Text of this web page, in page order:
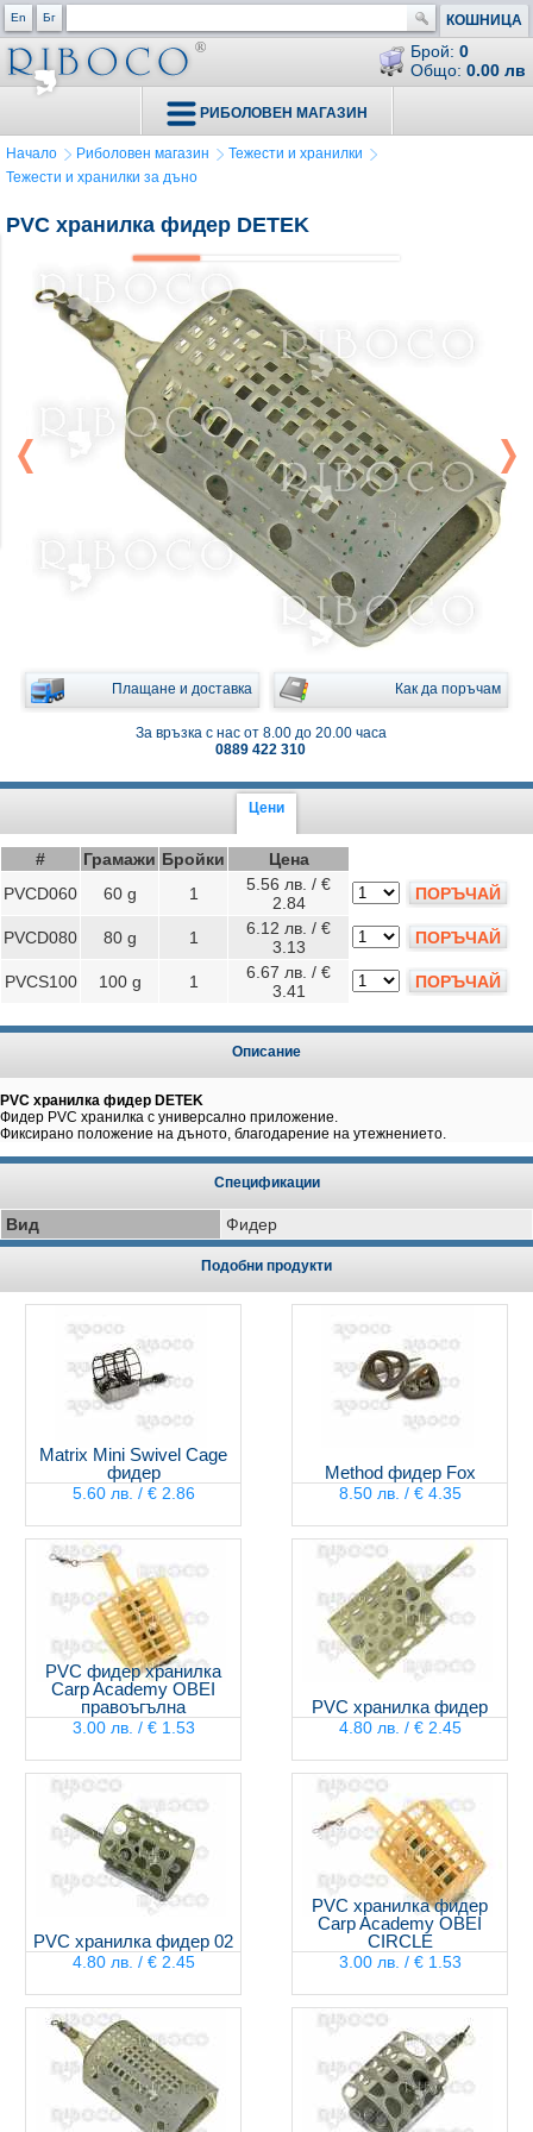
En Бг КОШНИЦА
Брой: 0
Общо: 0.00 лв
РИБОЛОВЕН МАГАЗИН
Начало Риболовен магазин
Тежести и хранилки
Тежести и хранилки за дъно
PVC хранилка фидер DETEK
Плащане и доставка Как да поръчам
За връзка с нас от 8.00 до 20.00 часа
0889 422 310
Цени
# Грамажи Бройки
Цена
PVCD060
60 g 1
5.56 лв. / €
2.84
ПОРЪЧАЙ
PVCD080 80 g 1
6.12 лв. / €
3.13
ПОРЪЧАЙ
PVCS100 100 g 1
6.67 лв. / €
3.41
ПОРЪЧАЙ
Описание
PVC хранилка фидер DETEK
Фидер PVC хранилка с универсално приложение.
Фиксирано положение на дъното, благодарение на утежнението.
Спецификации
Вид Фидер
Подобни продукти
Matrix Mini Swivel Cage
фидер
5.60 лв. / € 2.86
Method фидер Fox
8.50 лв. / € 4.35
PVC фидер хранилка
Carp Academy OBEI
правоъгълна
3.00 лв. / € 1.53
PVC хранилка фидер
4.80 лв. / € 2.45
PVC хранилка фидер 02
4.80 лв. / € 2.45
PVC хранилка фидер
Carp Academy OBEI
CIRCLE
3.00 лв. / € 1.53